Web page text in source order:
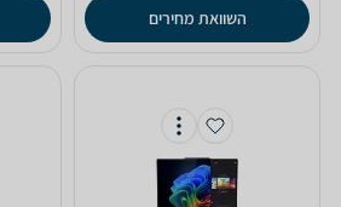
השוואת מחירים